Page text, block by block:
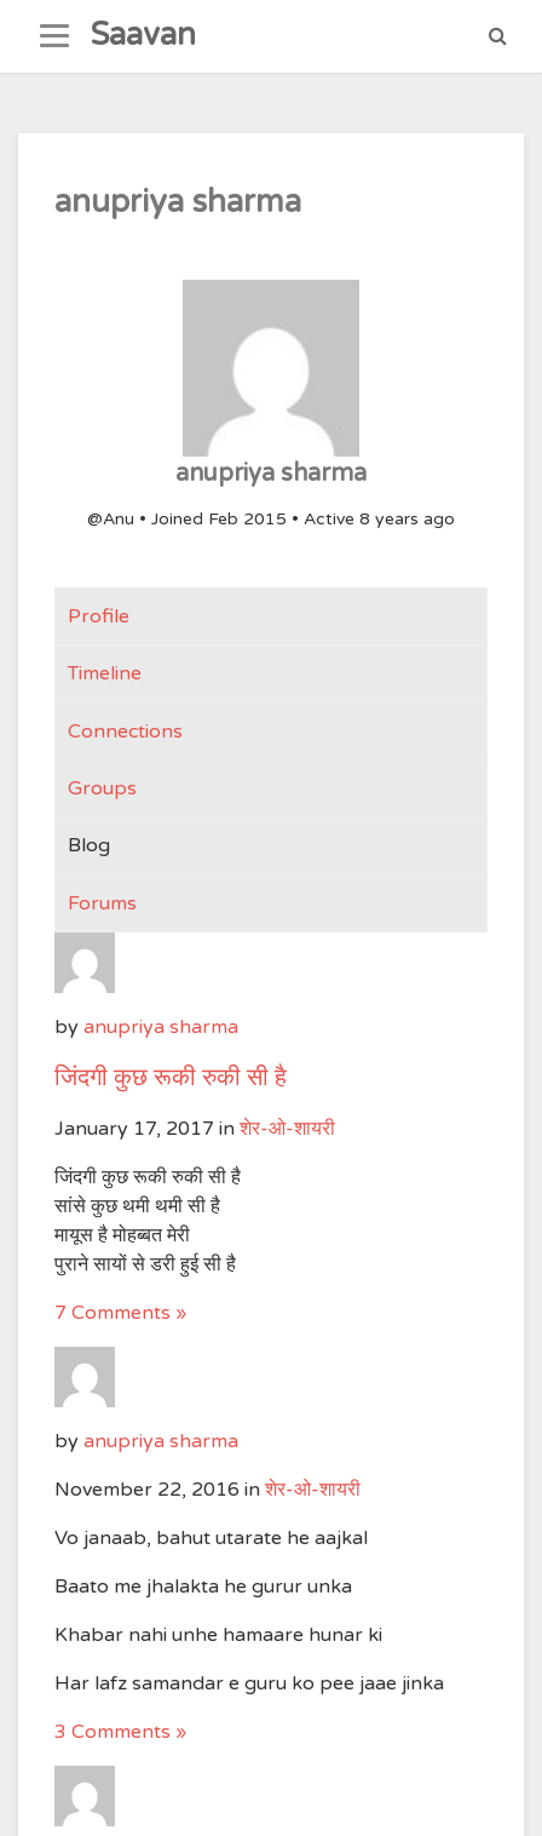
content
Saavan
anupriya sharma
anupriya sharma
@Anu • Joined Feb 2015 • Active 8 years ago
Profile
Timeline
Connections
Groups
Blog
Forums
by anupriya sharma
जिंदगी कुछ रूकी रुकी सी है
January 17, 2017 in शेर-ओ-शायरी
जिंदगी कुछ रूकी रुकी सी है
सांसे कुछ थमी थमी सी है
मायूस है मोहब्बत मेरी
पुराने सायों से डरी हुई सी है
7 Comments »
by anupriya sharma
November 22, 2016 in शेर-ओ-शायरी
Vo janaab, bahut utarate he aajkal
Baato me jhalakta he gurur unka
Khabar nahi unhe hamaare hunar ki
Har lafz samandar e guru ko pee jaae jinka
3 Comments »